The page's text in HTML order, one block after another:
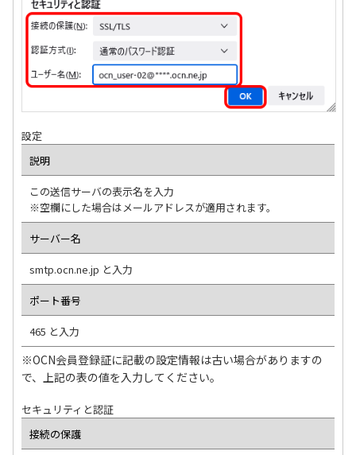
設定
説明
この送信サーバの表示名を入力
※空欄にした場合はメールアドレスが適用されます。
サーバー名
smtp.ocn.ne.jp と入力
ポート番号
465 と入力
※OCN会員登録証に記載の設定情報は古い場合がありますの
で、上記の表の値を入力してください。
セキュリティと認証
接続の保護